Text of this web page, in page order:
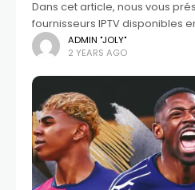
Dans cet article, nous vous
fournisseurs IPTV disponibles
2024, offrant une qualité
méticuleusement sélectionné
des critères rigoureux,
ADMIN "JOLY"
2 YEARS AGO